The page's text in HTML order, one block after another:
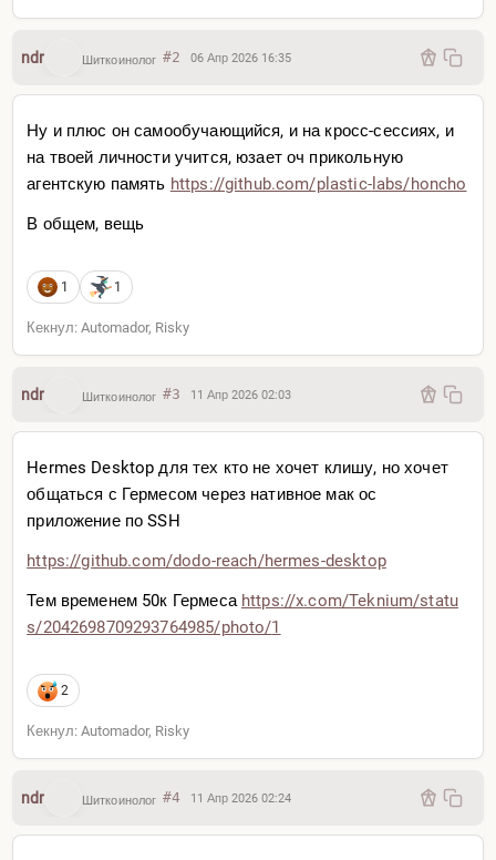
ndr Шиткоинолог #2 06 Апр 2026 16:35
Ну и плюс он самообучающийся, и на кросс-сессиях, и
на твоей личности учится, юзает оч прикольную
агентскую память https://github.com/plastic-labs/honcho
В общем, вещь
1 1
Кекнул: Automador, Risky
ndr Шиткоинолог #3 11 Апр 2026 02:03
Hermes Desktop для тех кто не хочет клишу, но хочет
общаться с Гермесом через нативное мак ос
приложение по SSH
https://github.com/dodo-reach/hermes-desktop
Тем временем 50к Гермеса https://x.com/Teknium/statu
s/2042698709293764985/photo/1
2
Кекнул: Automador, Risky
ndr Шиткоинолог #4 11 Апр 2026 02:24